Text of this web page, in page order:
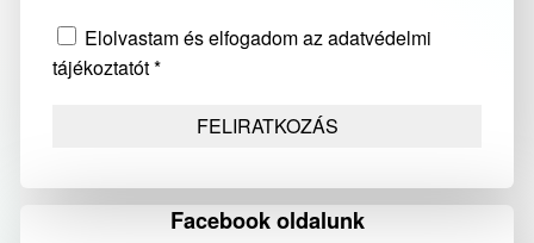
Elolvastam és elfogadom az adatvédelmi
tájékoztatót *
Facebook oldalunk